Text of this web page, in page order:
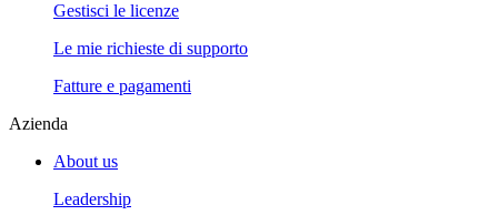
Gestisci le licenze
Le mie richieste di supporto
Fatture e pagamenti
Azienda
About us
Leadership